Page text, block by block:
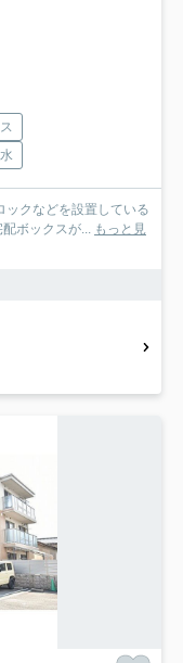
ックなどを設置している
ボックスが...
もっと見